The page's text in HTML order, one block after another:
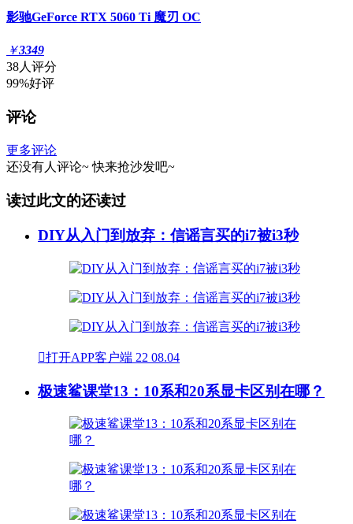
影驰GeForce RTX 5060 Ti 魔刃 OC
￥3349
38人评分
99%好评
评论
更多评论
还没有人评论~ 快来抢沙发吧~
读过此文的还读过
DIY从入门到放弃：信谣言买的i7被i3秒
打开APP客户端 22 08.04
极速鲨课堂13：10系和20系显卡区别在哪？